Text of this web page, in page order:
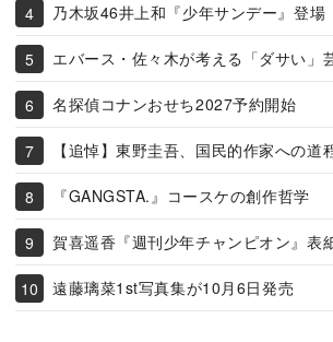
乃木坂46井上和『少年サンデー』登場
エバース・佐々木が考える「ダサい」
名探偵コナンおせち2027予約開始
【追悼】東野圭吾、国民的作家への道
『GANGSTA.』コースケの創作哲学
賀喜遥香『週刊少年チャンピオン』表
遠藤璃菜1st写真集が10月6日発売